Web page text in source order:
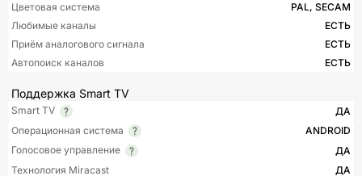
Цветовая система
PAL, SECAM
Любимые каналы
ЕСТЬ
Приём аналогового сигнала
ЕСТЬ
Автопоиск каналов
ЕСТЬ
Поддержка Smart TV
Smart TV
ДА
Операционная система
ANDROID
Голосовое управление
ДА
Технология Miracast
ДА